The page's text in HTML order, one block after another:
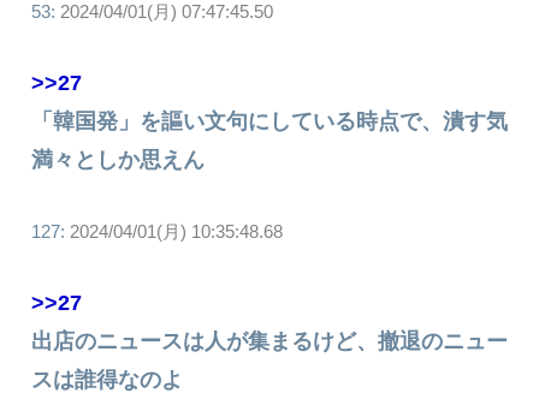
53: 2024/04/01(月) 07:47:45.50
>>27
「韓国発」を謳い文句にしている時点で、潰す気
満々としか思えん
127: 2024/04/01(月) 10:35:48.68
>>27
出店のニュースは人が集まるけど、撤退のニュー
スは誰得なのよ